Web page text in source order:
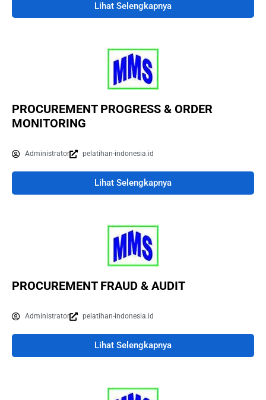
Lihat Selengkapnya
PROCUREMENT PROGRESS & ORDER
MONITORING
Administrator pelatihan-indonesia.id
Lihat Selengkapnya
PROCUREMENT FRAUD & AUDIT
Administrator pelatihan-indonesia.id
Lihat Selengkapnya